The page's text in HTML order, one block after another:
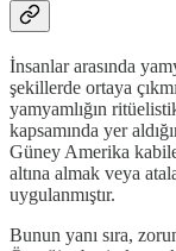
İnsanlar arasında
şekillerde ortaya
yamyamlığın
kapsamında yer
Güney Amerika
altına almak veya
uygulanmıştır.
Bunun yanı sıra,